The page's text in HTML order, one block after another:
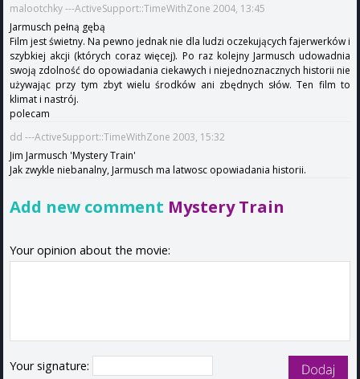
malootchky ---ActiveSupport::TimeWithZone 2004, 13:45
Jarmusch pełną gębą
Film jest świetny. Na pewno jednak nie dla ludzi oczekujących fajerwerków i
szybkiej akcji (których coraz więcej). Po raz kolejny Jarmusch udowadnia
swoją zdolność do opowiadania ciekawych i niejednoznacznych historii nie
używając przy tym zbyt wielu środków ani zbędnych słów. Ten film to
klimat i nastrój.
polecam
dd ---ActiveSupport::TimeWithZone 2003, 15:32
Jim Jarmusch 'Mystery Train'
Jak zwykle niebanalny, Jarmusch ma latwosc opowiadania historii.
Add new comment Mystery Train
Your opinion about the movie:
Your signature: